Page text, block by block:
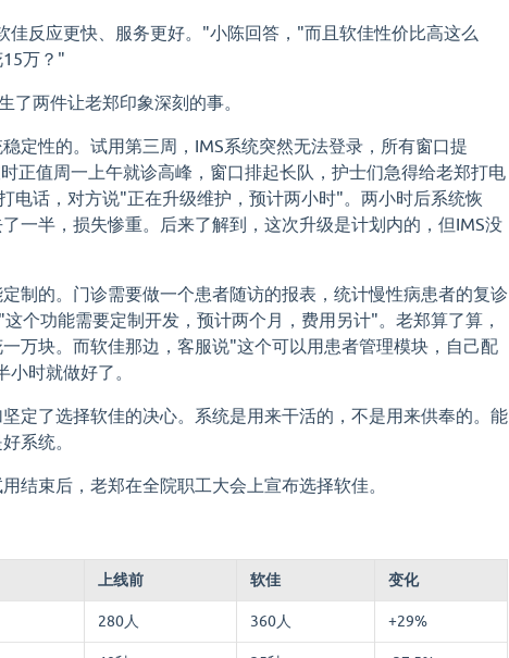
佳反应更快、服务更好。"小陈回答，"而且软佳性价比高这么
万？"
了两件让老郑印象深刻的事。
定性的。试用第三周，IMS系统突然无法登录，所有窗口提
正值周一上午就诊高峰，窗口排起长队，护士们急得给老郑打电
电话，对方说"正在升级维护，预计两小时"。两小时后系统恢
一半，损失惨重。后来了解到，这次升级是计划内的，但IMS没
制的。门诊需要做一个患者随访的报表，统计慢性病患者的复诊
个功能需要定制开发，预计两个月，费用另计"。老郑算了算，
万块。而软佳那边，客服说"这个可以用患者管理模块，自己配
时就做好了。
定了选择软佳的决心。系统是用来干活的，不是用来供奉的。能
系统。
结束后，老郑在全院职工大会上宣布选择软佳。
上线前 软佳 变化
280人 360人 +29%